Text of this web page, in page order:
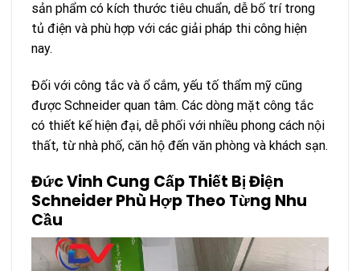
sản phẩm có kích thước tiêu chuẩn, dễ bố trí trong
tủ điện và phù hợp với các giải pháp thi công hiện
nay.
Đối với công tắc và ổ cắm, yếu tố thẩm mỹ cũng
được Schneider quan tâm. Các dòng mặt công tắc
có thiết kế hiện đại, dễ phối với nhiều phong cách nội
thất, từ nhà phố, căn hộ đến văn phòng và khách sạn.
Đức Vinh Cung Cấp Thiết Bị Điện
Schneider Phù Hợp Theo Từng Nhu
Cầu